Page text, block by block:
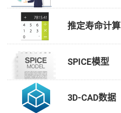
推定寿命计算
SPICE模型
3D-CAD数据